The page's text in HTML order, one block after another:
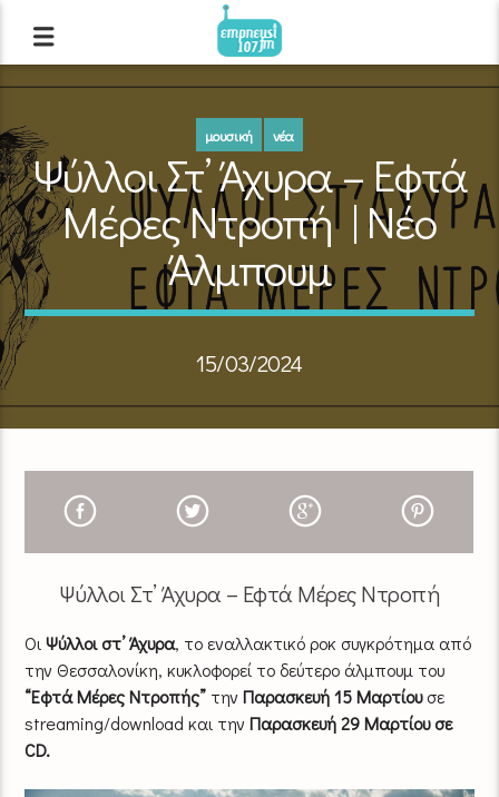
μουσική νέα
Ψύλλοι Στ’ Άχυρα – Εφτά
Μέρες Ντροπή | Νέο
Άλμπουμ
15/03/2024
Ψύλλοι Στ’ Άχυρα – Εφτά Μέρες Ντροπή
ΟιΨύλλοι στ’ Άχυρα, το εναλλακτικό ροκ συγκρότημα από
την Θεσσαλονίκη, κυκλοφορεί το δεύτερο άλμπουμ του
“Εφτά Μέρες Ντροπής” τηνΠαρασκευή 15 Μαρτίουσε
streaming/download και τηνΠαρασκευή 29 Μαρτίου σε
CD.